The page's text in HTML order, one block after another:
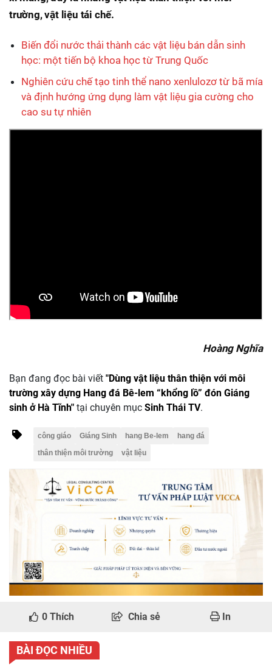
trường, vật liệu tái chế.
Biến đổi nước thải thành các vật liệu bán dẫn sinh
học: một tiến bộ khoa học từ Trung Quốc
Nghiên cứu chế tạo tinh thể nano xenlulozơ từ bã mía
và định hướng ứng dụng làm vật liệu gia cường cho
cao su tự nhiên
Hoàng Nghĩa
Bạn đang đọc bài viết "Dùng vật liệu thân thiện với môi
trường xây dựng Hang đá Bê-lem “khổng lồ” đón Giáng
sinh ở Hà Tĩnh" tại chuyên mục Sinh Thái TV.
công giáo Giáng Sinh hang Be-lem
hang đá
thân thiện môi trường
vật liệu
0 Thích Chia sẻ In
BÀI ĐỌC NHIỀU